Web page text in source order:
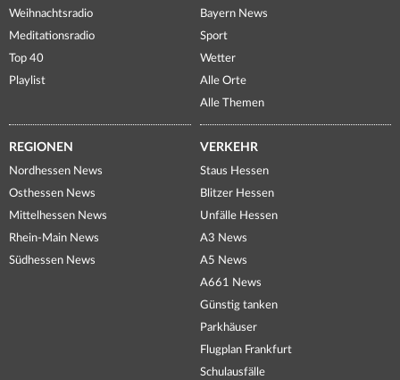
Weihnachtsradio
Meditationsradio
Top 40
Playlist
Bayern News
Sport
Wetter
Alle Orte
Alle Themen
REGIONEN
Nordhessen News
Osthessen News
Mittelhessen News
Rhein-Main News
Südhessen News
VERKEHR
Staus Hessen
Blitzer Hessen
Unfälle Hessen
A3 News
A5 News
A661 News
Günstig tanken
Parkhäuser
Flugplan Frankfurt
Schulausfälle